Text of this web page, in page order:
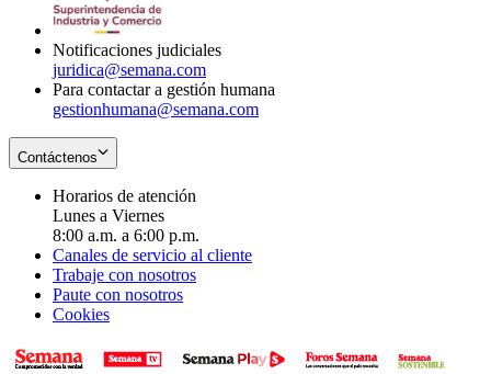
Notificaciones judiciales
juridica@semana.com
Para contactar a gestión humana
gestionhumana@semana.com
Contáctenos
Horarios de atención
Lunes a Viernes
8:00 a.m. a 6:00 p.m.
Canales de servicio al cliente
Trabaje con nosotros
Paute con nosotros
Cookies